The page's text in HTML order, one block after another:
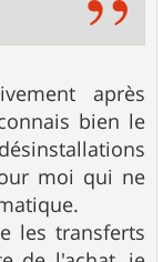
après
bien le
moi qui ne
les transferts